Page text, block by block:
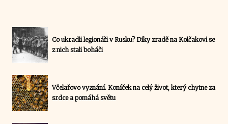
Co ukradli legionáři v Rusku? Díky zradě na Kolčakovi se
z nich stali boháči
Včelařovo vyznání. Koníček na celý život, který chytne za
srdce a pomáhá světu